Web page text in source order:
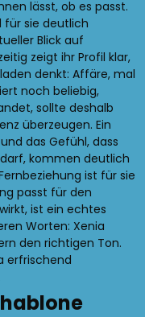
lässt, ob es passt.
für sie deutlich
Blick auf
zeigt ihr Profil klar,
denkt: Affäre, mal
noch beliebig,
sollte deshalb
überzeugen. Ein
das Gefühl, dass
kommen deutlich
ist für sie
passt für den
ist ein echtes
Worten: Xenia
den richtigen Ton.
erfrischend